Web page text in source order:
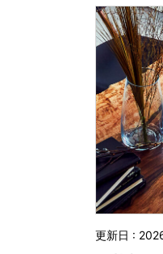
更新日 :